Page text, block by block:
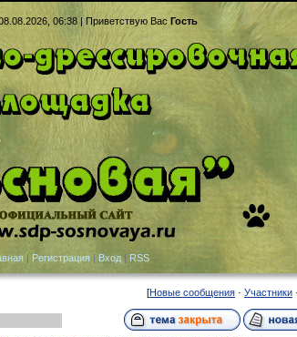
06:38 |Приветствую Вас Гость
| Регистрация| Вход| RSS
[Новые сообщения · Участники ·